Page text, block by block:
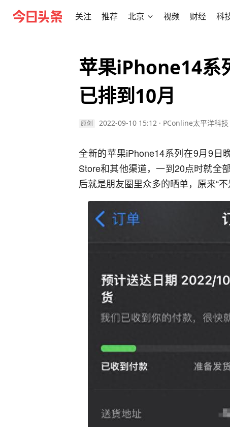
关注 推荐 北京 视频 财经 科
苹果iPhone14系
已排到10月
原创 2022-09-10 15:12 · PConline太平洋科技
全新的苹果iPhone14系列在9月9日
Store和其他渠道，一到20点时就全
后就是朋友圈里众多的晒单，原来“